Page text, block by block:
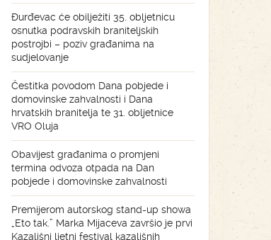
Đurđevac će obilježiti 35. obljetnicu
osnutka podravskih braniteljskih
postrojbi – poziv građanima na
sudjelovanje
Čestitka povodom Dana pobjede i
domovinske zahvalnosti i Dana
hrvatskih branitelja te 31. obljetnice
VRO Oluja
Obavijest građanima o promjeni
termina odvoza otpada na Dan
pobjede i domovinske zahvalnosti
Premijerom autorskog stand-up showa
„Eto tak.” Marka Mijaceva završio je prvi
Kazališni ljetni festival kazališnih